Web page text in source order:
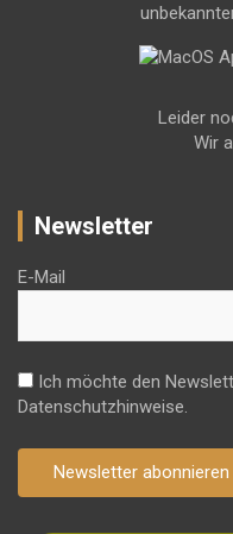
Leider
Wir
Newsletter
E-Mail
Ich möchte den
Datenschutzhinweise.
Newsletter abonnieren